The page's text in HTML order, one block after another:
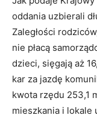
oddania uzbierali
Zaległości
nie płacą
dzieci, sięgają aż
kar za jazdę
kwota rzędu 253,1
mieszkania i lokale